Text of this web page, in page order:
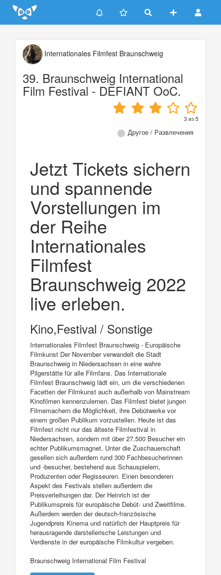
Update cookies preferences
Internationales Filmfest Braunschweig
39. Braunschweig International
Film Festival - DEFIANT OoC.
3из5
Другое / Развлечения
Jetzt Tickets sichern
und spannende
Vorstellungen im
der Reihe
Internationales
Filmfest
Braunschweig 2022
live erleben.
Kino,Festival / Sonstige
Internationales Filmfest Braunschweig - Europäische
Filmkunst Der November verwandelt die Stadt
Braunschweig in Niedersachsen in eine wahre
Pilgerstätte für alle Filmfans. Das Internationale
Filmfest Braunschweig lädt ein, um die verschiedenen
Facetten der Filmkunst auch außerhalb von Mainstream
Kinofilmen kennenzulernen. Das Filmfest bietet jungen
Filmemachern die Möglichkeit, ihre Debütwerke vor
einem großen Publikum vorzustellen. Heute ist das
Filmfest nicht nur das älteste Filmfestival in
Niedersachsen, sondern mit über 27.500 Besucher ein
echter Publikumsmagnet. Unter die Zuschauerschaft
gesellen sich außerdem rund 300 Fachbesucherinnen
und -besucher, bestehend aus Schauspielern,
Produzenten oder Regisseuren. Einen besonderen
Aspekt des Festivals stellen außerdem die
Preisverleihungen dar. Der Heinrich ist der
Publikumspreis für europäische Debüt- und Zweitfilme.
Außerdem werden der deutsch-französische
Jugendpreis Kinema und natürlich der Hauptpreis für
herausragende darstellerische Leistungen und
Verdienste in der europäische Filmkultur vergeben.
Braunschweig International Film Festival